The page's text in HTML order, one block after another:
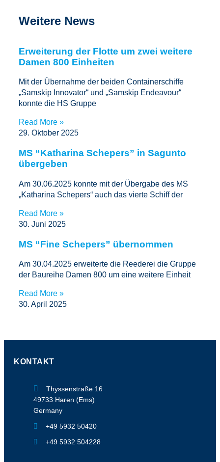
Weitere News
Erweiterung der Flotte um zwei weitere
Damen 800 Einheiten
Mit der Übernahme der beiden Containerschiffe
„Samskip Innovator“ und „Samskip Endeavour“
konnte die HS Gruppe
Read More »
29. Oktober 2025
MS “Katharina Schepers” in Sagunto
übergeben
Am 30.06.2025 konnte mit der Übergabe des MS
„Katharina Schepers“ auch das vierte Schiff der
Read More »
30. Juni 2025
MS “Fine Schepers” übernommen
Am 30.04.2025 erweiterte die Reederei die Gruppe
der Baureihe Damen 800 um eine weitere Einheit
Read More »
30. April 2025
KONTAKT
Thyssenstraße 16
49733 Haren (Ems)
Germany
+49 5932 50420
+49 5932 504228